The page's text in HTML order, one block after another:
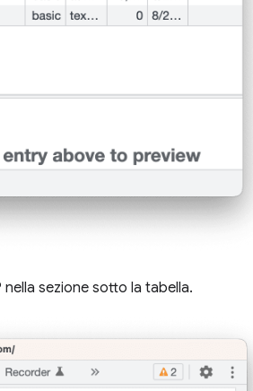
nella sezione sotto la tabella.